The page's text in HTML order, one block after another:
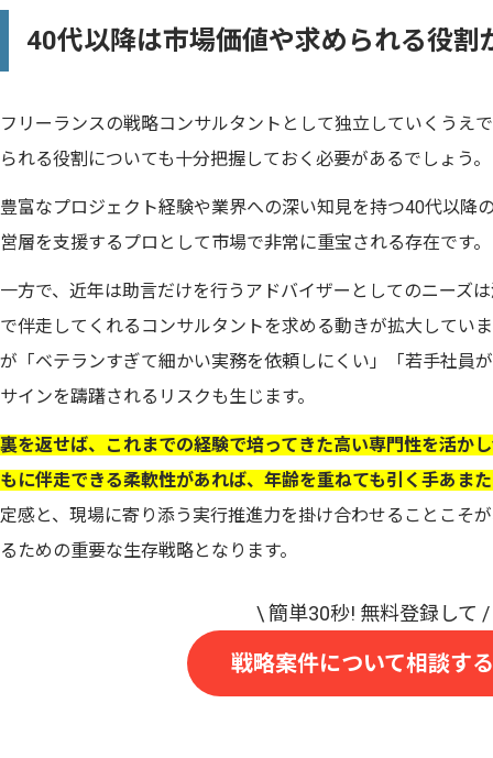
40代以降は市場価値や求められる役割
フリーランスの戦略コンサルタントとして独立していくうえ
られる役割についても十分把握しておく必要があるでしょう。
豊富なプロジェクト経験や業界への深い知見を持つ40代以降
営層を支援するプロとして市場で非常に重宝される存在です。
一方で、近年は助言だけを行うアドバイザーとしてのニーズ
で伴走してくれるコンサルタントを求める動きが拡大してい
が「ベテランすぎて細かい実務を依頼しにくい」「若手社員
サインを躊躇されるリスクも生じます。
裏を返せば、これまでの経験で培ってきた高い専門性を活か
もに伴走できる柔軟性があれば、年齢を重ねても引く手あま
定感と、現場に寄り添う実行推進力を掛け合わせることこそ
るための重要な生存戦略となります。
戦略案件について相談する